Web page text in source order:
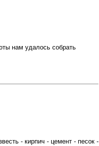
нам удалось собрать
- кирпич - цемент - песок -